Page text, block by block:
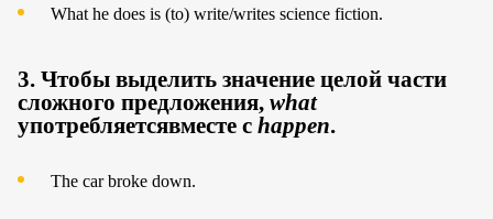
What he does is (to) write/writes science fiction.
3. Чтобы выделить значение целой части
сложного предложения, what
употребляетсявместе с happen.
The car broke down.